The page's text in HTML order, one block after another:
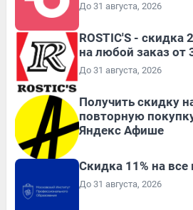
До 31 августа, 2026
ROSTIC'S - скидка
на любой заказ от
До 31 августа, 2026
Получить скидку
повторную
Яндекс Афише
Скидка 11% на все
До 31 августа, 2026